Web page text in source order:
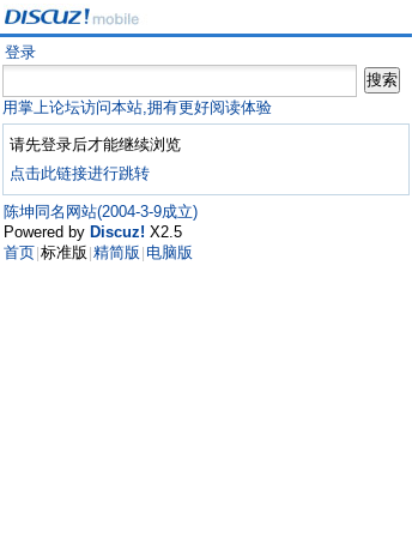
登录
用掌上论坛访问本站,拥有更好阅读体验
请先登录后才能继续浏览
点击此链接进行跳转
陈坤同名网站(2004-3-9成立)
Powered by Discuz! X2.5
首页 标准版 精简版 电脑版